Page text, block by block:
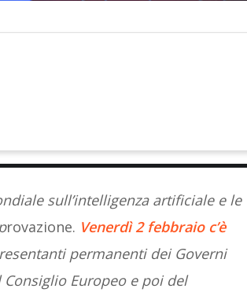
sull’intelligenza artificiale e le
rovazione. Venerdì 2 febbraio c’è
permanenti dei Governi
Europeo e poi del